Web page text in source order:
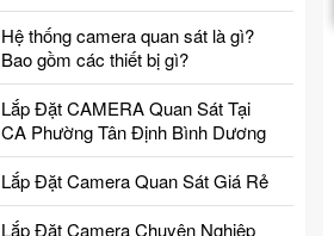
Hệ thống camera quan sát là gì?
Bao gồm các thiết bị gì?
Lắp Đặt CAMERA Quan Sát Tại
CA Phường Tân Định Bình Dương
Lắp Đặt Camera Quan Sát Giá Rẻ
Lắp Đặt Camera Chuyên Nghiệp